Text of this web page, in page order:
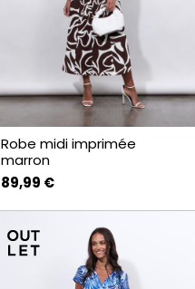
Robe midi imprimée
marron
89,99 €